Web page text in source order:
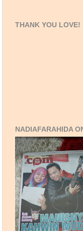
THANK YOU LOVE!
NADIAFARAHIDA